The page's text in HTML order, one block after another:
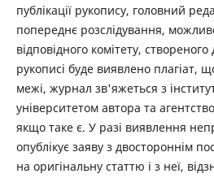
публікації рукопису, головний
попереднє розслідування,
відповідного комітету,
рукописі буде виявлено плагіат,
межі, журнал зв'яжеться з
університетом автора та
якщо таке є. У разі виявлення
опублікує заяву з двостороннім
на оригінальну статтю і з неї,